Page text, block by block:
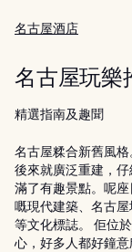
名古屋酒店
名古屋玩樂
精選指南及趣聞
名古屋糅合新舊風
後來就廣泛重建，
滿了有趣景點。呢
嘅現代建築、名古
等文化標誌。 佢位
心，好多人都好鐘